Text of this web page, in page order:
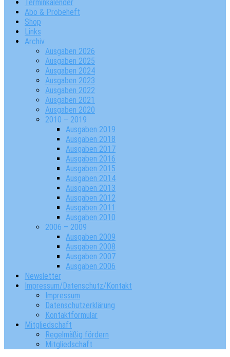
Terminkalender
Abo & Probeheft
Shop
Links
Archiv
Ausgaben 2026
Ausgaben 2025
Ausgaben 2024
Ausgaben 2023
Ausgaben 2022
Ausgaben 2021
Ausgaben 2020
2010 – 2019
Ausgaben 2019
Ausgaben 2018
Ausgaben 2017
Ausgaben 2016
Ausgaben 2015
Ausgaben 2014
Ausgaben 2013
Ausgaben 2012
Ausgaben 2011
Ausgaben 2010
2006 – 2009
Ausgaben 2009
Ausgaben 2008
Ausgaben 2007
Ausgaben 2006
Newsletter
Impressum/Datenschutz/Kontakt
Impressum
Datenschutzerklärung
Kontaktformular
Mitgliedschaft
Regelmäßig fördern
Mitgliedschaft